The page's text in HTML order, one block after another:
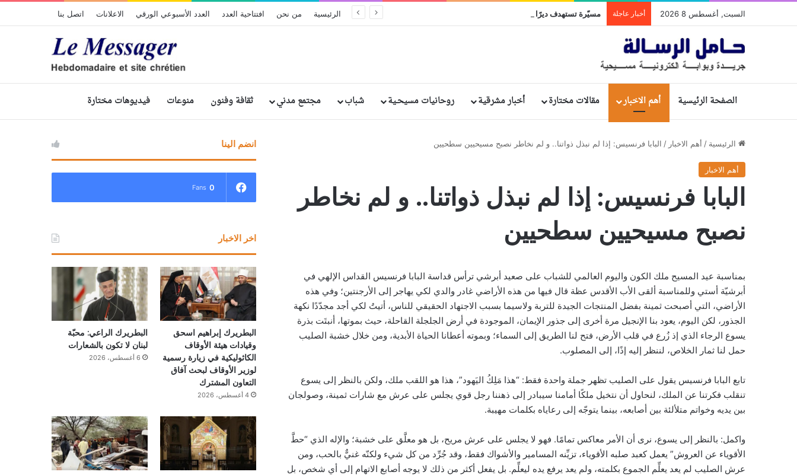
السبت, أغسطس 8 2026 أخبار عاجلة مسيّرة تستهدف ديرًا تاريخيًا في إثيوبيا: مقتل وإصابة رهبان وراهبات الرئيسية من نحن افتتاحية العدد العدد الأسبوعي الورقي الاعلانات اتصل بنا
الصفحة الرئيسية أهم الاخبار مقالات مختارة أخبار مشرقية روحانيات مسيحـية شباب مجتمع مدني ثقافة وفنون منوعات فيديوهات مختارة
الرئيسية / أهم الاخبار / البابا فرنسيس: إذا لم نبذل ذواتنا.. و لم نخاطر نصبح مسيحيين سطحيين
أهم الاخبار
البابا فرنسيس: إذا لم نبذل ذواتنا.. و لم نخاطر
نصبح مسيحيين سطحيين
بمناسبة عيد المسيح ملك الكون واليوم العالمي للشباب على صعيد أبرشي ترأس قداسة البابا فرنسيس القداس الإلهي في
أبرشيّة أستي وللمناسبة ألقى الأب الأقدس عظة قال فيها من هذه الأراضي غادر والدي لكي يهاجر إلى الأرجنتين؛ وفي هذه
الأراضي، التي أصبحت ثمينة بفضل المنتجات الجيدة للتربة ولاسيما بسبب الاجتهاد الحقيقي للناس، أتيتُ لكي أجد مجدّدًا نكهة
الجذور، لكن اليوم، يعود بنا الإنجيل مرة أخرى إلى جذور الإيمان، الموجودة في أرض الجلجلة القاحلة، حيث بموتها، أنبتَت بذرة
يسوع الرجاء الذي إذ زُرع في قلب الأرض، فتح لنا الطريق إلى السماء؛ وبموته أعطانا الحياة الأبدية، ومن خلال خشبة الصليب
حمل لنا ثمار الخلاص، لننظر إليه إذًا، إلى المصلوب.
تابع البابا فرنسيس يقول على الصليب تظهر جملة واحدة فقط: “هذا مَلِكُ اليَهود”، هذا هو اللقب ملك، ولكن بالنظر إلى يسوع
تنقلب فكرتنا عن الملك، لنحاول أن نتخيل ملكًا أمامنا سيبادر إلى ذهننا رجل قوي يجلس على عرش مع شارات ثمينة، وصولجان
بين يديه وخواتم متلألئة بين أصابعه، بينما يتوجّه إلى رعاياه بكلمات مهيبة.
واكمل: بالنظر إلى يسوع، نرى أن الأمر معاكس تمامًا. فهو لا يجلس على عرش مريح، بل هو معلَّق على خشبة؛ والإله الذي “حطَّ
الأقوياء عن العروش” يعمل كعبد صلبه الأقوياء، تزيِّنه المسامير والأشواك فقط، وقد جُرِّد من كل شيء ولكنّه غنيٌّ بالحب، ومن
عرش الصليب لم يعد يعلِّم الجموع بكلمته، ولم يعد يرفع يده ليعلِّم. بل يفعل أكثر من ذلك لا يوجه أصابع الاتهام إلى أي شخص، بل
انضم الينا
0
Fans
اخر الاخبار
البطريرك إبراهيم اسحق
وقيادات هيئة الأوقاف
الكاثوليكية في زيارة رسمية
لوزير الأوقاف لبحث آفاق
التعاون المشترك
4 أغسطس، 2026
البطريرك الراعي: محبّة
لبنان لا تكون بالشعارات
6 أغسطس، 2026